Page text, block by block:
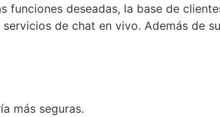
funciones deseadas, la base de
de chat en vivo. Además de
más seguras.